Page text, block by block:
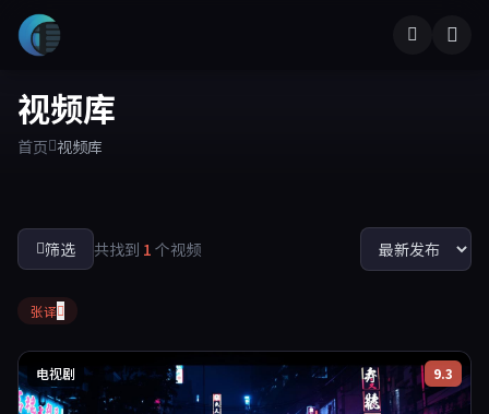
视频库
首页 视频库
筛选 共找到 1 个视频
张译
电视剧 9.3